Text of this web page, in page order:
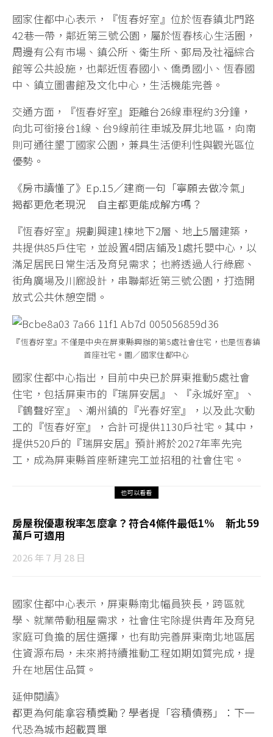
國家住都中心表示，『恆春好室』位於恆春鎮北門路
42巷一帶，鄰近第三號公園，屬於恆春核心生活圈，
周邊有公有市場、鎮公所、衛生所、郵局及社福綜合
館等公共設施，也鄰近恆春國小、僑勇國小、恆春國
中、鎮立圖書館及文化中心，生活機能完善。
交通方面，『恆春好室』距離台26線車程約3分鐘，
向北可銜接台1線、台9線前往車城及屏北地區，向南
則可通往墾丁國家公園，兼具生活便利性與觀光區位
優勢。
《房市讀懂了》Ep.15／建商一句「寧願去做冷氣」
揭都更危老現況 自主都更能成解方嗎？
『恆春好室』規劃興建1棟地下2層、地上5層建築，
共提供85戶住宅，並設置4間店鋪及1處托嬰中心，以
滿足居民日常生活及育兒需求；也將透過人行綠廊、
街角廣場及川廊設計，串聯鄰近第三號公園，打造開
放式公共休憩空間。
『恆春好室』不僅是中央在屏東縣興辦的第5處社會住宅，也是恆春鎮
首座社宅。圖／國家住都中心
國家住都中心指出，目前中央已於屏東推動5處社會
住宅，包括屏東市的『瑞屏安居』、『永城好室』、
『鶴聲好室』、潮州鎮的『光春好室』，以及此次動
工的『恆春好室』，合計可提供1130戶社宅。其中，
提供520戶的『瑞屏安居』預計將於2027年率先完
工，成為屏東縣首座新建完工並招租的社會住宅。
也可以看看
房屋稅優惠稅率怎麼拿？符合4條件最低1% 新北59
萬戶可適用
2026 年 7 月 28 日
國家住都中心表示，屏東縣南北幅員狹長，跨區就
學、就業帶動租屋需求，社會住宅除提供青年及育兒
家庭可負擔的居住選擇，也有助完善屏東南北地區居
住資源布局，未來將持續推動工程如期如質完成，提
升在地居住品質。
延伸閱讀》
都更為何能拿容積獎勵？學者提「容積債務」：下一
代恐為城市超載買單